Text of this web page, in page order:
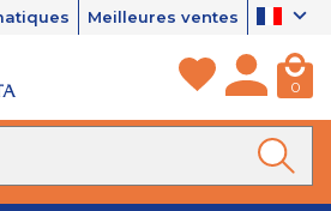
Meilleures ventes
0